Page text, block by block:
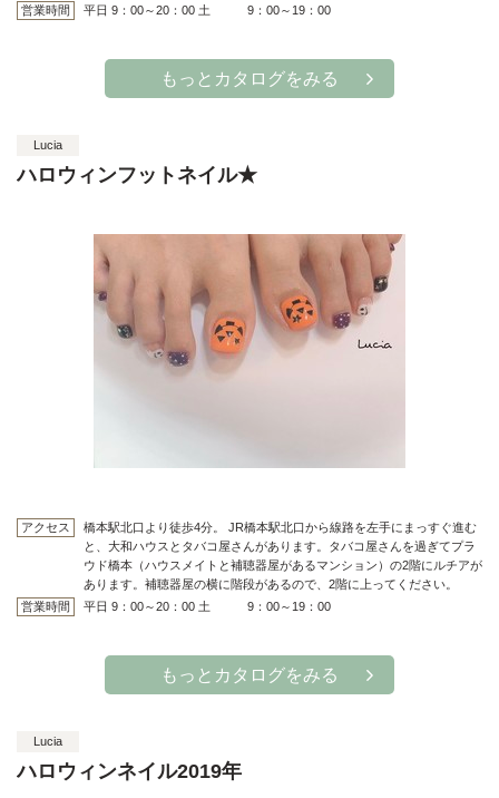
営業時間
平日 9：00～20：00 土 9：00～19：00
もっとカタログをみる
Lucia
ハロウィンフットネイル★
アクセス
橋本駅北口より徒歩4分。 JR橋本駅北口から線路を左手にまっすぐ進む
と、大和ハウスとタバコ屋さんがあります。タバコ屋さんを過ぎてプラ
ウド橋本（ハウスメイトと補聴器屋があるマンション）の2階にルチアが
あります。補聴器屋の横に階段があるので、2階に上ってください。
営業時間
平日 9：00～20：00 土 9：00～19：00
もっとカタログをみる
Lucia
ハロウィンネイル2019年